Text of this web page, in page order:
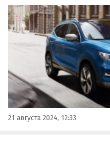
знакомых кроссоверах
совсем «свежих»
цены на…
21 августа 2024, 12:33